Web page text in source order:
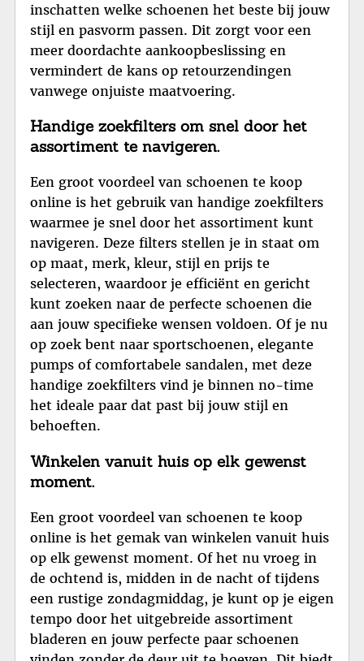
inschatten welke schoenen het beste bij jouw
stijl en pasvorm passen. Dit zorgt voor een
meer doordachte aankoopbeslissing en
vermindert de kans op retourzendingen
vanwege onjuiste maatvoering.
Handige zoekfilters om snel door het
assortiment te navigeren.
Een groot voordeel van schoenen te koop
online is het gebruik van handige zoekfilters
waarmee je snel door het assortiment kunt
navigeren. Deze filters stellen je in staat om
op maat, merk, kleur, stijl en prijs te
selecteren, waardoor je efficiënt en gericht
kunt zoeken naar de perfecte schoenen die
aan jouw specifieke wensen voldoen. Of je nu
op zoek bent naar sportschoenen, elegante
pumps of comfortabele sandalen, met deze
handige zoekfilters vind je binnen no-time
het ideale paar dat past bij jouw stijl en
behoeften.
Winkelen vanuit huis op elk gewenst
moment.
Een groot voordeel van schoenen te koop
online is het gemak van winkelen vanuit huis
op elk gewenst moment. Of het nu vroeg in
de ochtend is, midden in de nacht of tijdens
een rustige zondagmiddag, je kunt op je eigen
tempo door het uitgebreide assortiment
bladeren en jouw perfecte paar schoenen